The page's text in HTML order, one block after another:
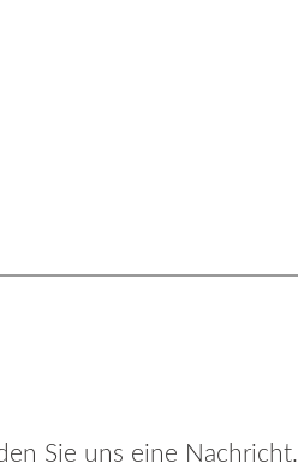
Sie uns eine Nachricht.